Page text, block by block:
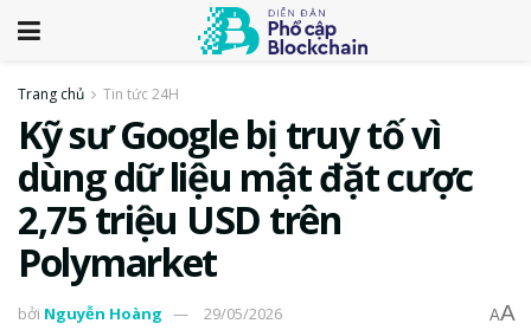
Trang chủ Tin tức 24H
Kỹ sư Google bị truy tố vì
dùng dữ liệu mật đặt cược
2,75 triệu USD trên
Polymarket
bởi Nguyễn Hoàng 29/05/2026 AA